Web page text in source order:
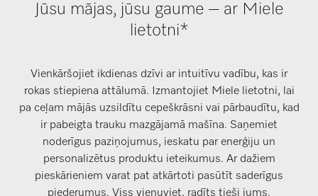
Jūsu mājas, jūsu gaume – ar Miele
lietotni*
Vienkāršojiet ikdienas dzīvi ar intuitīvu vadību, kas ir
rokas stiepiena attālumā. Izmantojiet Miele lietotni, lai
pa ceļam mājās uzsildītu cepeškrāsni vai pārbaudītu, kad
ir pabeigta trauku mazgājamā mašīna. Saņemiet
noderīgus paziņojumus, ieskatu par enerģiju un
personalizētus produktu ieteikumus. Ar dažiem
pieskārieniem varat pat atkārtoti pasūtīt saderīgus
piederumus. Viss vienuviet, radīts tieši jums.